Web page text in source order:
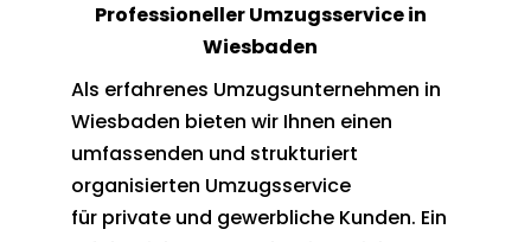
Professioneller Umzugsservice in
Wiesbaden
Als erfahrenes Umzugsunternehmen in
Wiesbaden bieten wir Ihnen einen
umfassenden und strukturiert
organisierten Umzugsservice
für private und gewerbliche Kunden. Ein